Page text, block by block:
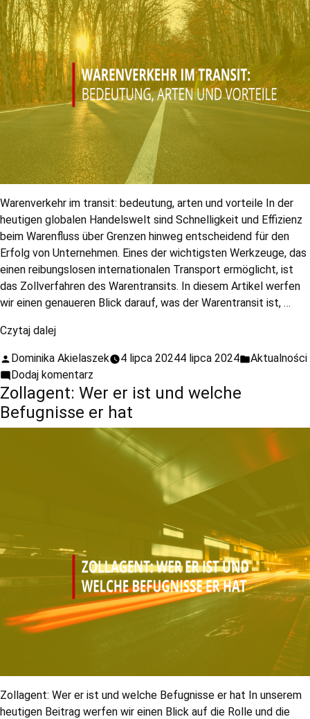
Warenverkehr im transit: bedeutung, arten und vorteile In der
heutigen globalen Handelswelt sind Schnelligkeit und Effizienz
beim Warenfluss über Grenzen hinweg entscheidend für den
Erfolg von Unternehmen. Eines der wichtigsten Werkzeuge, das
einen reibungslosen internationalen Transport ermöglicht, ist
das Zollverfahren des Warentransits. In diesem Artikel werfen
wir einen genaueren Blick darauf, was der Warentransit ist, …
Czytaj dalej
Dominika Akielaszek 4 lipca 20244 lipca 2024
Aktualności
Dodaj komentarz
Zollagent: Wer er ist und welche
Befugnisse er hat
Zollagent: Wer er ist und welche Befugnisse er hat In unserem
heutigen Beitrag werfen wir einen Blick auf die Rolle und die